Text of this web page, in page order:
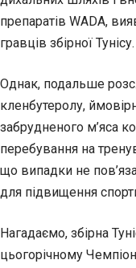
препаратів WADA,
гравців збірної Тунісу.
Однак, подальше
кленбутеролу,
забрудненого м’яса
перебування на
що випадки не
для підвищення
Нагадаємо, збірна
цьогорічному